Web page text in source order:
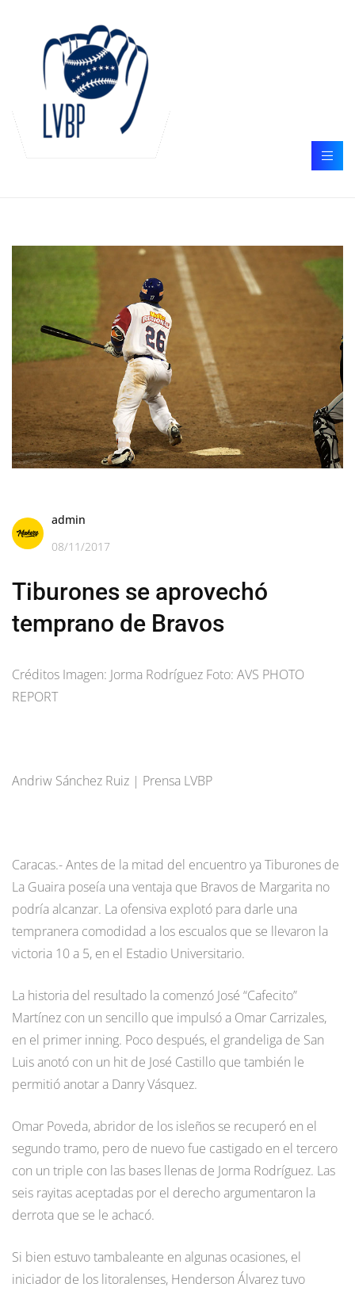
admin
08/11/2017
Tiburones se aprovechó
temprano de Bravos
Créditos Imagen: Jorma Rodríguez Foto: AVS PHOTO
REPORT
Andriw Sánchez Ruiz | Prensa LVBP
Caracas.- Antes de la mitad del encuentro ya Tiburones de
La Guaira poseía una ventaja que Bravos de Margarita no
podría alcanzar. La ofensiva explotó para darle una
tempranera comodidad a los escualos que se llevaron la
victoria 10 a 5, en el Estadio Universitario.
La historia del resultado la comenzó José “Cafecito”
Martínez con un sencillo que impulsó a Omar Carrizales,
en el primer inning. Poco después, el grandeliga de San
Luis anotó con un hit de José Castillo que también le
permitió anotar a Danry Vásquez.
Omar Poveda, abridor de los isleños se recuperó en el
segundo tramo, pero de nuevo fue castigado en el tercero
con un triple con las bases llenas de Jorma Rodríguez. Las
seis rayitas aceptadas por el derecho argumentaron la
derrota que se le achacó.
Si bien estuvo tambaleante en algunas ocasiones, el
iniciador de los litoralenses, Henderson Álvarez tuvo